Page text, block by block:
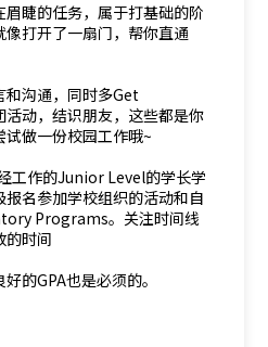
睫的任务，属于打基础的阶
打开了一扇门，帮你直通
和沟通，同时多Get
动，结识朋友，这些都是你
做一份校园工作哦~
工作的Junior Level的学长学
名参加学校组织的活动和自
Programs。关注时间线
的时间
的GPA也是必须的。